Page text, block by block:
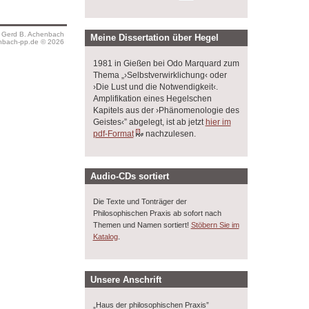
B. Achenbach
pp.de © 2026
Meine Dissertation über Hegel
1981 in Gießen bei Odo Marquard zum
Thema „›Selbstverwirklichung‹ oder
›Die Lust und die Notwendigkeit‹.
Amplifikation eines Hegelschen
Kapitels aus der ›Phänomenologie des
Geistes‹” abgelegt, ist ab jetzt hier im
pdf-Format
nachzulesen.
Audio-CDs sortiert
Die Texte und Tonträger der
Philosophischen Praxis ab sofort nach
Themen und Namen sortiert! Stöbern Sie im
Katalog.
Unsere Anschrift
„Haus der philosophischen Praxis”